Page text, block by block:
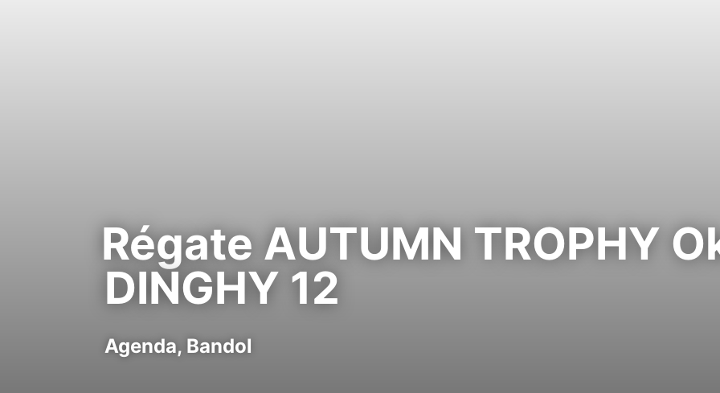
Régate AUTUMN TROPHY
DINGHY 12
Agenda, Bandol